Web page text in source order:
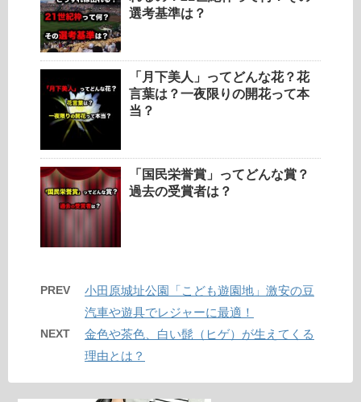
選考基準は？
「月下美人」ってどんな花？花
言葉は？一夜限りの開花って本
当？
「国民栄誉賞」ってどんな賞？
過去の受賞者は？
PREV
小田原城址公園「こども遊園地」激安の豆
汽車や遊具でレジャーに最適！
NEXT
金色や茶色、白い髭（ヒゲ）が生えてくる
理由とは？